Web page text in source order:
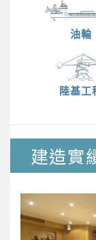
油輪
陸基工
建造實